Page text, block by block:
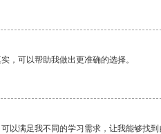
，可以帮助我做出更准确的选择。
以满足我不同的学习需求，让我能够找到